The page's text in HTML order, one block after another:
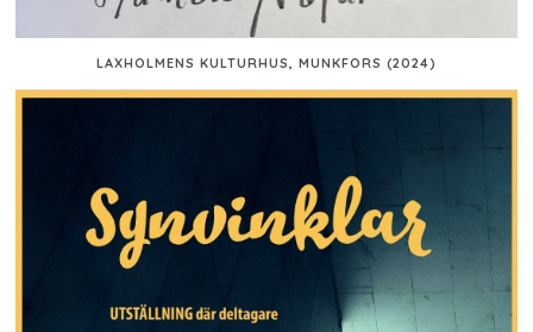
LAXHOLMENS KULTURHUS, MUNKFORS (2024)